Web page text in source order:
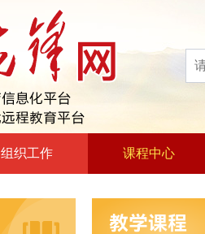
组织工作
领导动态
课程中心
政治教育和政治训练